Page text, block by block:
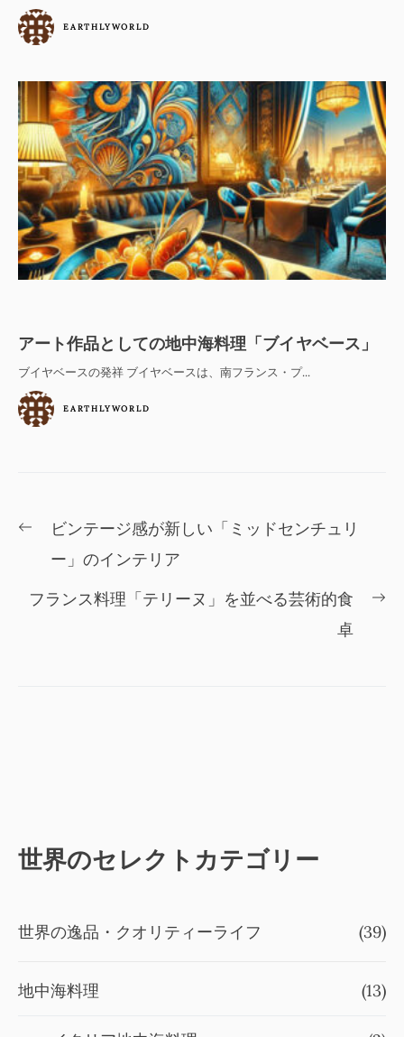
EARTHLYWORLD
アート作品としての地中海料理「ブイヤベース」
ブイヤベースの発祥 ブイヤベースは、南フランス・プ...
EARTHLYWORLD
投
ビ
Previous
post:
ビンテージ感が新しい「ミッドセンチュリ
ー」のインテリア
フランス料理「テリーヌ」を並べる芸術的食
卓
世界のセレクトカテゴリー
世界の逸品・クオリティーライフ (39)
地中海料理 (13)